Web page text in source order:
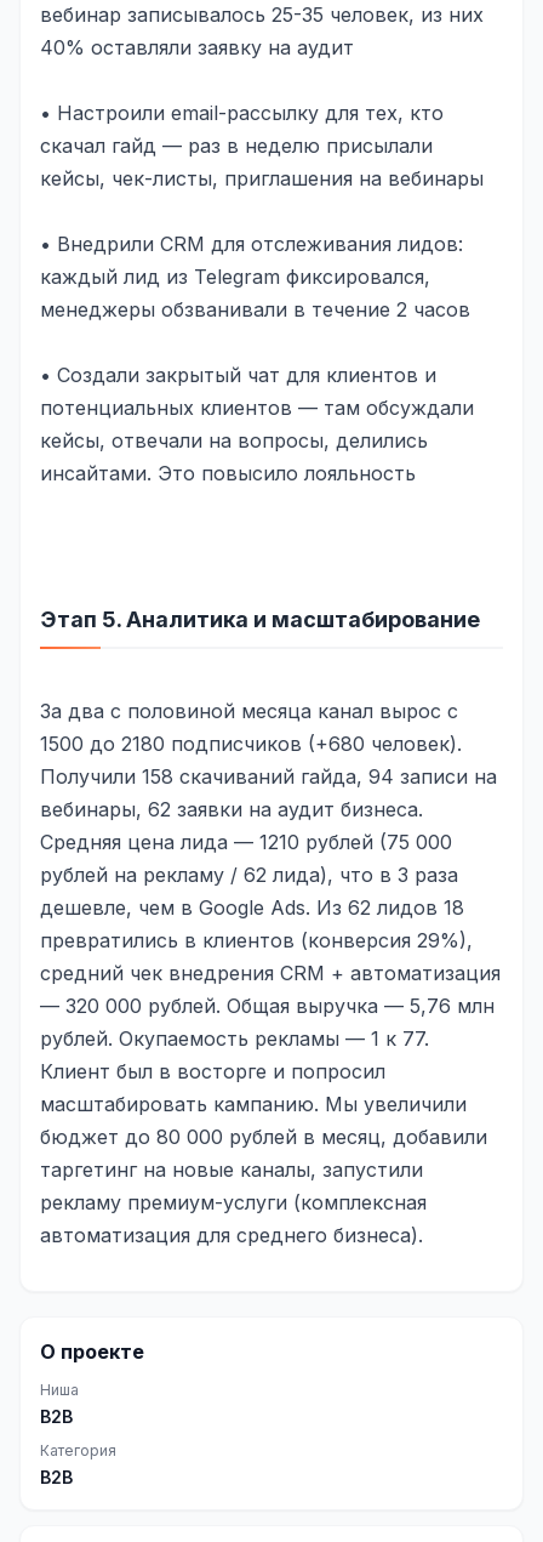
вебинар записывалось 25-35 человек, из них
40% оставляли заявку на аудит
• Настроили email-рассылку для тех, кто
скачал гайд — раз в неделю присылали
кейсы, чек-листы, приглашения на вебинары
• Внедрили CRM для отслеживания лидов:
каждый лид из Telegram фиксировался,
менеджеры обзванивали в течение 2 часов
• Создали закрытый чат для клиентов и
потенциальных клиентов — там обсуждали
кейсы, отвечали на вопросы, делились
инсайтами. Это повысило лояльность
Этап 5. Аналитика и масштабирование
За два с половиной месяца канал вырос с
1500 до 2180 подписчиков (+680 человек).
Получили 158 скачиваний гайда, 94 записи на
вебинары, 62 заявки на аудит бизнеса.
Средняя цена лида — 1210 рублей (75 000
рублей на рекламу / 62 лида), что в 3 раза
дешевле, чем в Google Ads. Из 62 лидов 18
превратились в клиентов (конверсия 29%),
средний чек внедрения CRM + автоматизация
— 320 000 рублей. Общая выручка — 5,76 млн
рублей. Окупаемость рекламы — 1 к 77.
Клиент был в восторге и попросил
масштабировать кампанию. Мы увеличили
бюджет до 80 000 рублей в месяц, добавили
таргетинг на новые каналы, запустили
рекламу премиум-услуги (комплексная
автоматизация для среднего бизнеса).
О проекте
Ниша
B2B
Категория
B2B